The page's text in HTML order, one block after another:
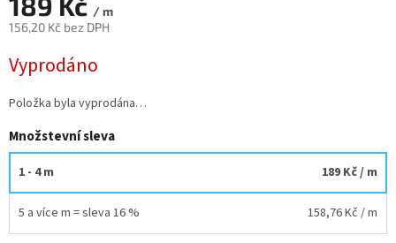
/ m
156,20 Kč bez DPH
cena:
Vyprodáno
Položka byla vyprodána…
Množstevní sleva
1 - 4 m 189 Kč/ m
5 a více m = sleva 16 % 158,76 Kč / m